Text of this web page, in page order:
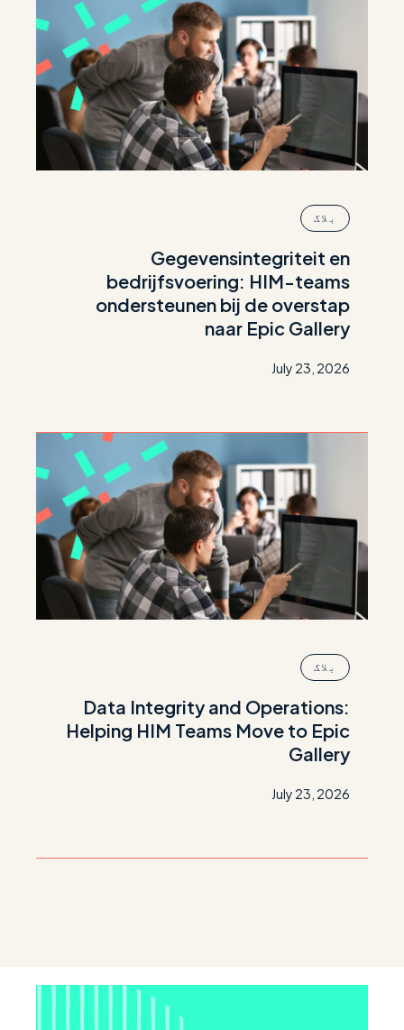
بلاگ
Gegevensintegriteit en
bedrijfsvoering: HIM-teams
ondersteunen bij de overstap
naar Epic Gallery
July 23, 2026
بلاگ
Data Integrity and Operations:
Helping HIM Teams Move to Epic
Gallery
July 23, 2026